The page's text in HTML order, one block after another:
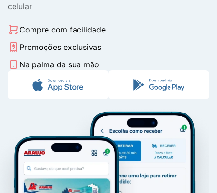
celular
Compre com facilidade
Promoções exclusivas
Na palma da sua mão